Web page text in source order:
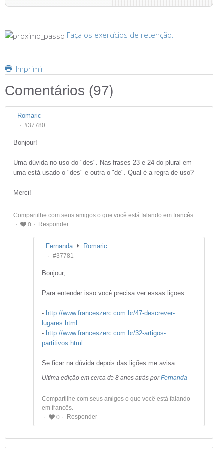
Faça os exercícios de retenção.
Imprimir
Comentários (97)
Romaric
#37780
Bonjour!
Uma dúvida no uso do "des". Nas frases 23 e 24 do plural em
uma está usado o "des" e outra o "de". Qual é a regra de uso?
Merci!
Compartilhe com seus amigos o que você está falando em francês.
0
Responder
Fernanda Romaric
#37781
Bonjour,
Para entender isso você precisa ver essas liçoes :
- http://www.franceszero.com.br/47-descrever-
lugares.html
- http://www.franceszero.com.br/32-artigos-
partitivos.html
Se ficar na dúvida depois das lições me avisa.
Ultima edição em cerca de 8 anos atrás porFernanda
Compartilhe com seus amigos o que você está falando
em francês.
0
Responder